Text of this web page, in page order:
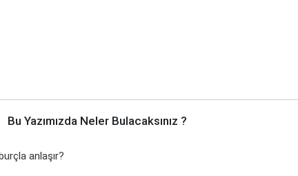
Bu Yazımızda Neler Bulacaksınız ?
anlaşır?